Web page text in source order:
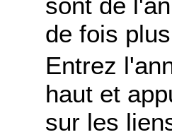
de fois
Entrez
haut et
sur les